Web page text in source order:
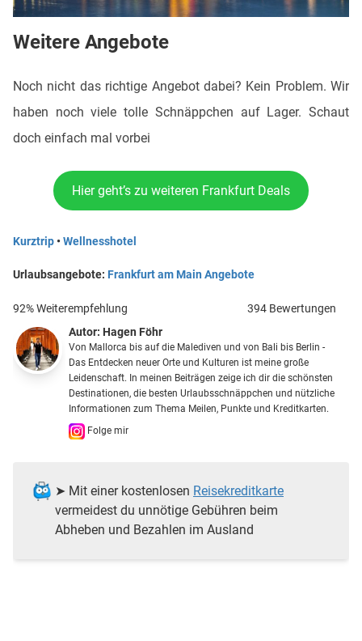
Weitere Angebote
Noch nicht das richtige Angebot dabei? Kein Problem. Wir
haben noch viele tolle Schnäppchen auf Lager. Schaut
doch einfach mal vorbei
Hier geht’s zu weiteren Frankfurt Deals
Kurztrip •Wellnesshotel
Urlaubsangebote: Frankfurt am Main Angebote
92% Weiterempfehlung
394 Bewertungen
Autor: Hagen Föhr
Von Mallorca bis auf die Malediven und von Bali bis Berlin -
Das Entdecken neuer Orte und Kulturen ist meine große
Leidenschaft. In meinen Beiträgen zeige ich dir die schönsten
Destinationen, die besten Urlaubsschnäppchen und nützliche
Informationen zum Thema Meilen, Punkte und Kreditkarten.
Folge mir
➤ Mit einer kostenlosen Reisekreditkarte
vermeidest du unnötige Gebühren beim
Abheben und Bezahlen im Ausland